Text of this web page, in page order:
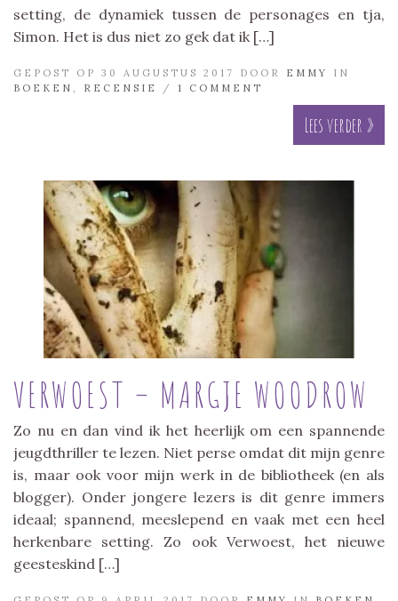
setting, de dynamiek tussen de personages en tja,
Simon. Het is dus niet zo gek dat ik […]
GEPOST OP 30 AUGUSTUS 2017 DOOR EMMY
IN
BOEKEN
RECENSIE / 1 COMMENT
Lees verder »
VERWOEST – MARGJE WOODROW
Zo nu en dan vind ik het heerlijk om een spannende
jeugdthriller te lezen. Niet perse omdat dit mijn genre
is, maar ook voor mijn werk in de bibliotheek (en als
blogger). Onder jongere lezers is dit genre immers
ideaal; spannend, meeslepend en vaak met een heel
herkenbare setting. Zo ook Verwoest, het nieuwe
geesteskind […]